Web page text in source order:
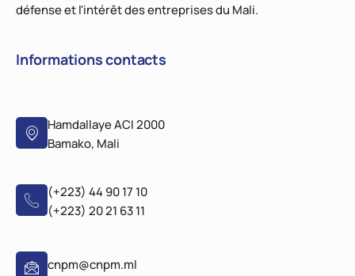
défense et l'intérêt des entreprises du Mali.
Informations contacts
Hamdallaye ACI 2000
Bamako, Mali
(+223) 44 90 17 10
(+223) 20 21 63 11
cnpm@cnpm.ml